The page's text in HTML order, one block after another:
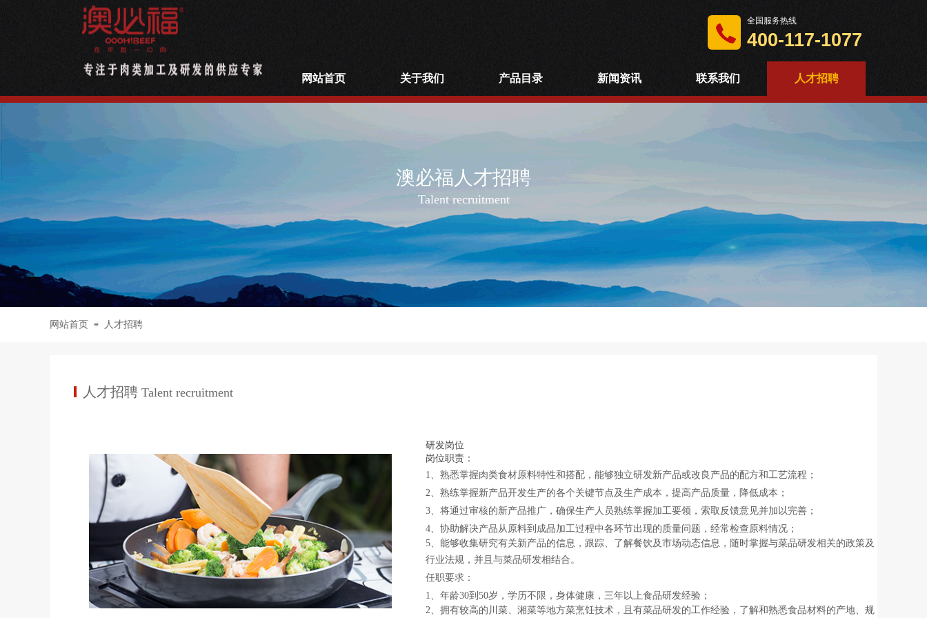
网站首页 关于我们 产品目录 新闻资讯 联系我们 人才招聘
全国服务热线
400-117-1077
澳必福人才招聘
Talent recruitment
网站首页 ≡ 人才招聘
人才招聘 Talent recruitment
研发岗位
岗位职责：
1、 熟悉掌握肉类食材原料特性和搭配，能够独立研发新产品或改良产品的配方和工艺流程；
2、熟练掌握新产品开发生产的各个关键节点及生产成本，提高产品质量，降低成本；
3、将通过审核的新产品推广，确保生产人员熟练掌握加工要领，索取反馈意见并加以完善；
4、协助解决产品从原料到成品加工过程中各环节出现的质量问题，经常检查原料情况；
5、能够收集研究有关新产品的信息，跟踪、了解餐饮及市场动态信息，随时掌握与菜品研发相关的政策及
行业法规，并且与菜品研发相结合。
任职要求 ：
1、年龄30到 50岁，学历不限，身体健康，三年以上食品研发经验 ；
2、拥有较高的 川菜、湘菜等地方菜烹饪技术，且有菜品研发的工作经验，了解和熟悉食品材料的产地、规